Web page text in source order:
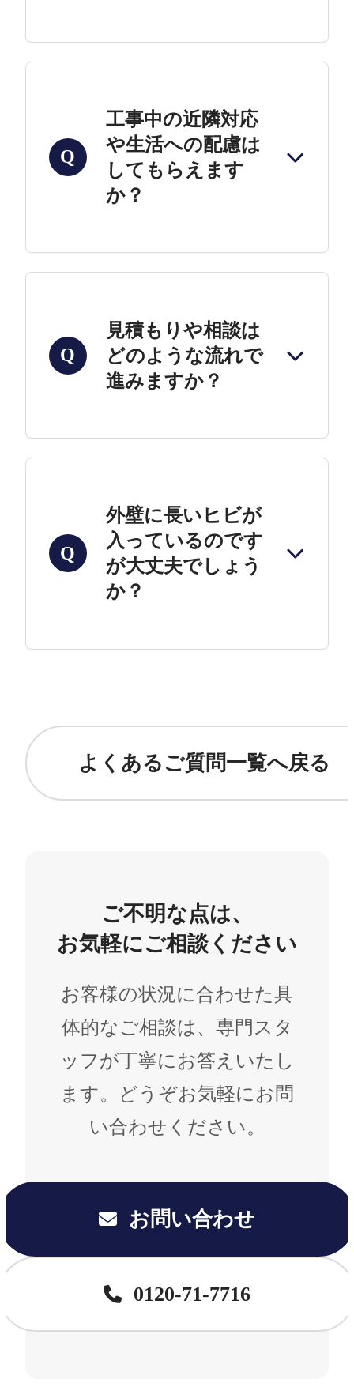
Q
工事中の近隣対応
や生活への配慮は
してもらえます
か？
Q
見積もりや相談は
どのような流れで
進みますか？
Q
外壁に長いヒビが
入っているのです
が大丈夫でしょう
か？
よくあるご質問一覧へ戻る
ご不明な点は、
お気軽にご相談ください
お客様の状況に合わせた具
体的なご相談は、専門スタ
ッフが丁寧にお答えいたし
ます。どうぞお気軽にお問
い合わせください。
お問い合わせ
0120-71-7716